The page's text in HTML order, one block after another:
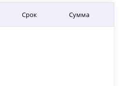
Срок Сумма